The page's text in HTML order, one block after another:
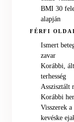
BMI 30
alapján
FÉRFI
Ismert
zavar
Korábbi,
terhesség
Asszisztált
Korábbi
Visszerek
kevéske